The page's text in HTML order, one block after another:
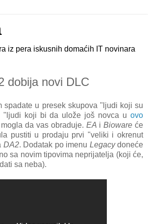
iz pera iskusnih domaćih IT novinara
dobija novi DLC
spadate u presek skupova "ljudi koji su
"ljudi koji bi da ulože još novca uovo
da vas obraduje. EA iBioware će
pustiti u prodaju prvi "veliki i okrenut
DA2. Dodatak po imenu Legacydoneće
sa novim tipovima neprijatelja (koji će,
sa neba).